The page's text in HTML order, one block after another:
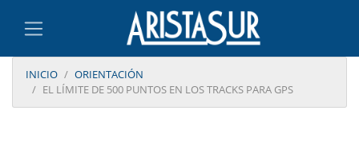
INICIO
ORIENTACIÓN
EL LÍMITE DE 500 PUNTOS EN LOS TRACKS PARA GPS